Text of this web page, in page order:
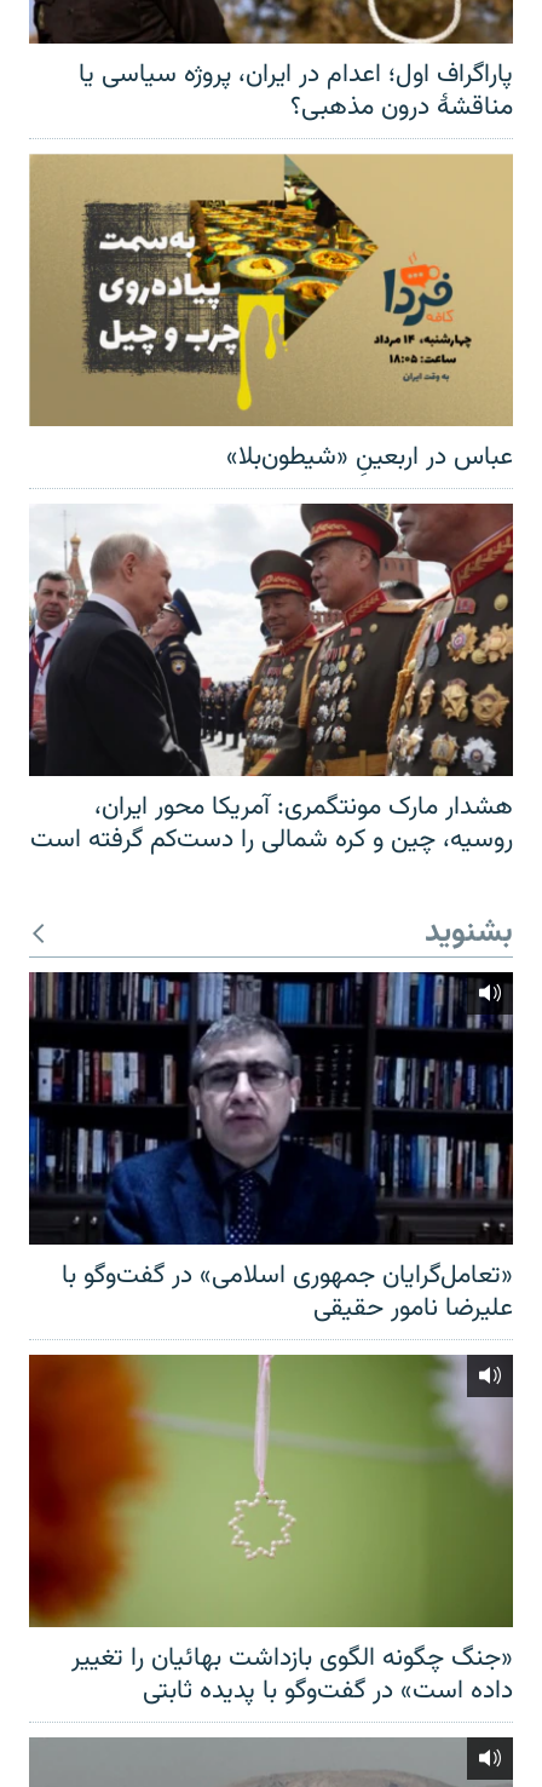
پاراگراف اول؛ اعدام در ایران، پروژه سیاسی یا
مناقشهٔ درون مذهبی؟
عباس در اربعینِ «شیطون‌بلا»
هشدار مارک مونتگمری: آمریکا محور ایران،
روسیه، چین و کره شمالی را دست‌کم گرفته است
بشنوید
«تعامل‌گرایان جمهوری اسلامی» در گفت‌وگو با
علیرضا نامور حقیقی
«جنگ چگونه الگوی بازداشت بهائیان را تغییر
داده است» در گفت‌وگو با پدیده ثابتی